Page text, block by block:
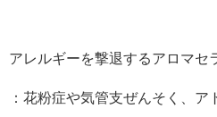
アレルギーを撃退するアロマセ
：花粉症や気管支ぜんそく、ア